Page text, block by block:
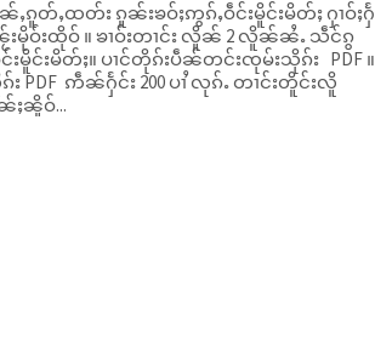
ၵူတ်ႇထတ်း ၵူၼ်းၶဝ်ႈဢွၵ်ႇဝဵင်းမိူင်းမိတ်ႈ ႁၢဝ်ႈႁႅ
ၢင်း လိူၼ် 2 လိူၼ်ၼႆႉ သဵင်ၵွ
းမိူင်းမိတ်ႈ။ ပၢင်တိုၵ်းပဵၼ်တင်းၸုမ်းသိုၵ်း PDF ။
း PDF ဢဵၼ်ႁႅင်း 200 ပၢႆ လုၵ်ႉ တၢင်းတိူင်းလိူ
ႈၼိူဝ်...